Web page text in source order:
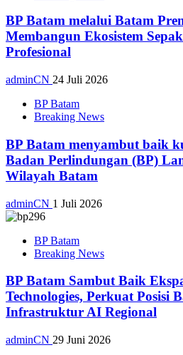
BP Batam melalui Batam
Membangun Ekosistem
Profesional
adminCN 24 Juli 2026
BP Batam
Breaking News
BP Batam menyambut baik
Badan Perlindungan (BP)
Wilayah Batam
adminCN 1 Juli 2026
BP Batam
Breaking News
BP Batam Sambut Baik
Technologies, Perkuat Posisi
Infrastruktur AI Regional
adminCN 29 Juni 2026